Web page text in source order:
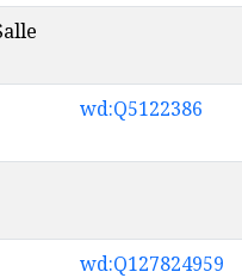
wd:Q5122386
wd:Q127824959